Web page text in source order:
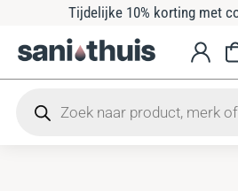
Tijdelijke 10% korting met